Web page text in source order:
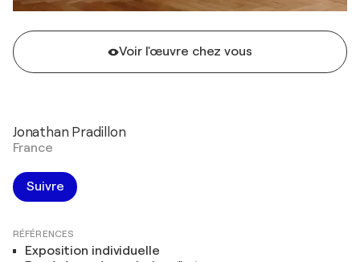
Voir l'œuvre chez vous
Jonathan Pradillon
France
Suivre
RÉFÉRENCES
Exposition individuelle